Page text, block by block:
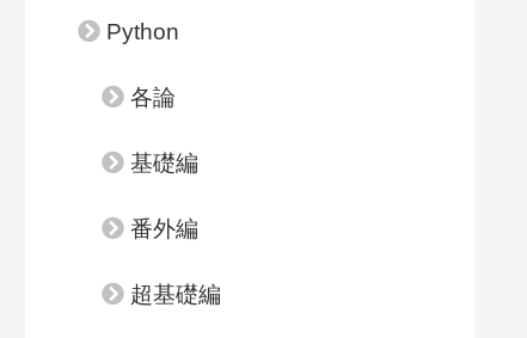
Python
各論
基礎編
番外編
超基礎編